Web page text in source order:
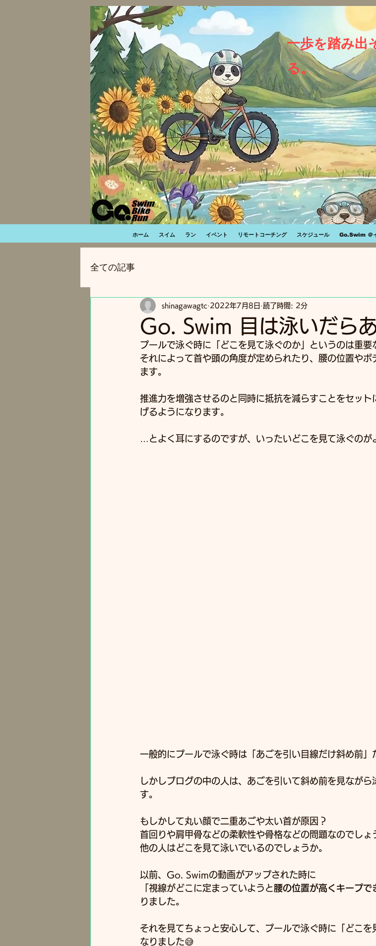
一歩を踏み出
る。
ホーム スイム ラン イベント リモートコーチング スケジュール Go.Swim ＠
全ての記事
Go. Swim 目は泳いだら
shinagawagtc 2022年7月8日 読了時間: 2分
プールで泳ぐ時に「どこを見て泳ぐのか」というのは重要
それによって首や頭の角度が定められたり、腰の位置や
ます。
推進力を増強させるのと同時に抵抗を減らすことをセッ
げるようになります。
…とよく耳にするのですが、いったいどこを見て泳ぐのが
一般的にプールで泳ぐ時は「あごを引い目線だけ斜め前」
しかしブログの中の人は、あごを引いて斜め前を見なが
す。
もしかして丸い顔で二重あごや太い首が原因？
首回りや肩甲骨などの柔軟性や骨格などの問題なのでしょ
他の人はどこを見て泳いでいるのでしょうか。
以前、Go. Swimの動画がアップされた時に
「視線がどこに定まっていようと 腰の位置が高くキープで
りました。
それを見てちょっと安心して、プールで泳ぐ時に「どこを
なりました😅